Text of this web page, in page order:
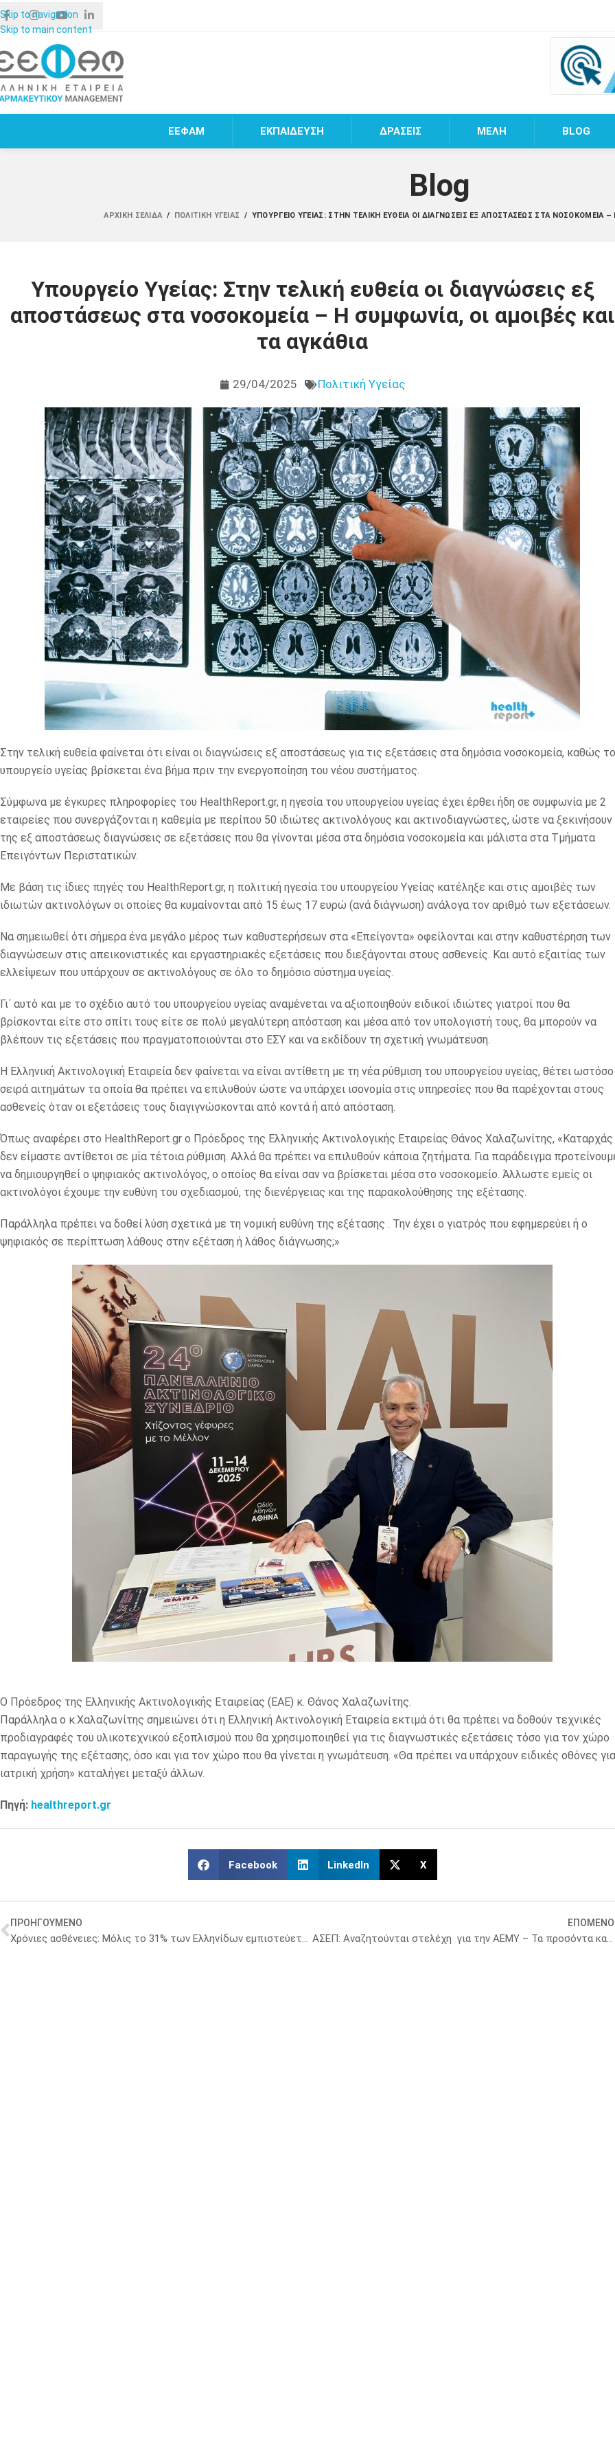
Skip to navigation
Skip to main content
ΕΕΦΑΜ ΕΚΠΑΙΔΕΥΣΗ ΔΡΑΣΕΙΣ MEΛΗ BLOG
Blog
ΑΡΧΙΚΉ ΣΕΛΊΔΑ / ΠΟΛΙΤΙΚΉ ΥΓΕΊΑΣ / ΥΠΟΥΡΓΕΊΟ ΥΓΕΊΑΣ: ΣΤΗΝ ΤΕΛΙΚΉ ΕΥΘΕΊΑ ΟΙ ΔΙΑΓΝΏΣΕΙΣ ΕΞ ΑΠΟΣΤΆΣΕΩΣ ΣΤΑ ΝΟΣΟΚΟΜΕΊΑ
Υπουργείο Υγείας: Στην τελική ευθεία οι διαγνώσεις εξ
αποστάσεως στα νοσοκομεία – Η συμφωνία, οι αμοιβές και
τα αγκάθια
29/04/2025 Πολιτική Υγείας
Στην τελική ευθεία φαίνεται ότι είναι οι διαγνώσεις εξ αποστάσεως για τις εξετάσεις στα δημόσια νοσοκομεία, καθώς το
υπουργείο υγείας βρίσκεται ένα βήμα πριν την ενεργοποίηση του νέου συστήματος.
Σύμφωνα με έγκυρες πληροφορίες του HealthReport.gr, η ηγεσία του υπουργείου υγείας έχει έρθει ήδη σε συμφωνία με 2
εταιρείες που συνεργάζονται η καθεμία με περίπου 50 ιδιώτες ακτινολόγους και ακτινοδιαγνώστες, ώστε να ξεκινήσουν
της εξ αποστάσεως διαγνώσεις σε εξετάσεις που θα γίνονται μέσα στα δημόσια νοσοκομεία και μάλιστα στα Τμήματα
Επειγόντων Περιστατικών.
Με βάση τις ίδιες πηγές του HealthReport.gr, η πολιτική ηγεσία του υπουργείου Υγείας κατέληξε και στις αμοιβές των
ιδιωτών ακτινολόγων οι οποίες θα κυμαίνονται από 15 έως 17 ευρώ (ανά διάγνωση) ανάλογα τον αριθμό των εξετάσεων.
Να σημειωθεί ότι σήμερα ένα μεγάλο μέρος των καθυστερήσεων στα «Επείγοντα» οφείλονται και στην καθυστέρηση των
διαγνώσεων στις απεικονιστικές και εργαστηριακές εξετάσεις που διεξάγονται στους ασθενείς. Και αυτό εξαιτίας των
ελλείψεων που υπάρχουν σε ακτινολόγους σε όλο το δημόσιο σύστημα υγείας.
Γι΄ αυτό και με το σχέδιο αυτό του υπουργείου υγείας αναμένεται να αξιοποιηθούν ειδικοί ιδιώτες γιατροί που θα
βρίσκονται είτε στο σπίτι τους είτε σε πολύ μεγαλύτερη απόσταση και μέσα από τον υπολογιστή τους, θα μπορούν να
βλέπουν τις εξετάσεις που πραγματοποιούνται στο ΕΣΥ και να εκδίδουν τη σχετική γνωμάτευση.
Η Ελληνική Ακτινολογική Εταιρεία δεν φαίνεται να είναι αντίθετη με τη νέα ρύθμιση του υπουργείου υγείας, θέτει ωστόσο
σειρά αιτημάτων τα οποία θα πρέπει να επιλυθούν ώστε να υπάρχει ισονομία στις υπηρεσίες που θα παρέχονται στους
ασθενείς όταν οι εξετάσεις τους διαγιγνώσκονται από κοντά ή από απόσταση.
Όπως αναφέρει στο HealthReport.gr ο Πρόεδρος της Ελληνικής Ακτινολογικής Εταιρείας Θάνος Χαλαζωνίτης, «Καταρχάς
δεν είμαστε αντίθετοι σε μία τέτοια ρύθμιση. Αλλά θα πρέπει να επιλυθούν κάποια ζητήματα. Για παράδειγμα
να δημιουργηθεί ο ψηφιακός ακτινολόγος, ο οποίος θα είναι σαν να βρίσκεται μέσα στο νοσοκομείο. Άλλωστε εμείς οι
ακτινολόγοι έχουμε την ευθύνη του σχεδιασμού, της διενέργειας και της παρακολούθησης της εξέτασης.
Παράλληλα πρέπει να δοθεί λύση σχετικά με τη νομική ευθύνη της εξέτασης . Την έχει ο γιατρός που εφημερεύει ή ο
ψηφιακός σε περίπτωση λάθους στην εξέταση ή λάθος διάγνωσης;»
Ο Πρόεδρος της Ελληνικής Ακτινολογικής Εταιρείας (ΕΑΕ) κ. Θάνος Χαλαζωνίτης.
Παράλληλα ο κ.Χαλαζωνίτης σημειώνει ότι η Ελληνική Ακτινολογική Εταιρεία εκτιμά ότι θα πρέπει να δοθούν τεχνικές
προδιαγραφές του υλικοτεχνικού εξοπλισμού που θα χρησιμοποιηθεί για τις διαγνωστικές εξετάσεις τόσο για τον χώρο
παραγωγής της εξέτασης, όσο και για τον χώρο που θα γίνεται η γνωμάτευση. «Θα πρέπει να υπάρχουν ειδικές οθόνες για
ιατρική χρήση» καταλήγει μεταξύ άλλων.
Πηγή: healthreport.gr
Facebook LinkedIn X
ΠΡΟΗΓΟΥΜΕΝΟ
Χρόνιες ασθένειες: Μόλις το 31% των Ελληνίδων εμπιστεύεται το Εθνικό Σύστημα Υγείας
ΕΠΟΜΕΝΟ
ΑΣΕΠ: Αναζητούνται στελέχη για την ΑΕΜΥ – Τα προσόντα και οι ημερομηνίες